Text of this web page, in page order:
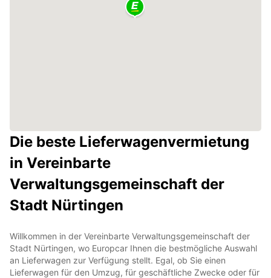
Die beste Lieferwagenvermietung
in Vereinbarte
Verwaltungsgemeinschaft der
Stadt Nürtingen
Willkommen in der Vereinbarte Verwaltungsgemeinschaft der
Stadt Nürtingen, wo Europcar Ihnen die bestmögliche Auswahl
an Lieferwagen zur Verfügung stellt. Egal, ob Sie einen
Lieferwagen für den Umzug, für geschäftliche Zwecke oder für